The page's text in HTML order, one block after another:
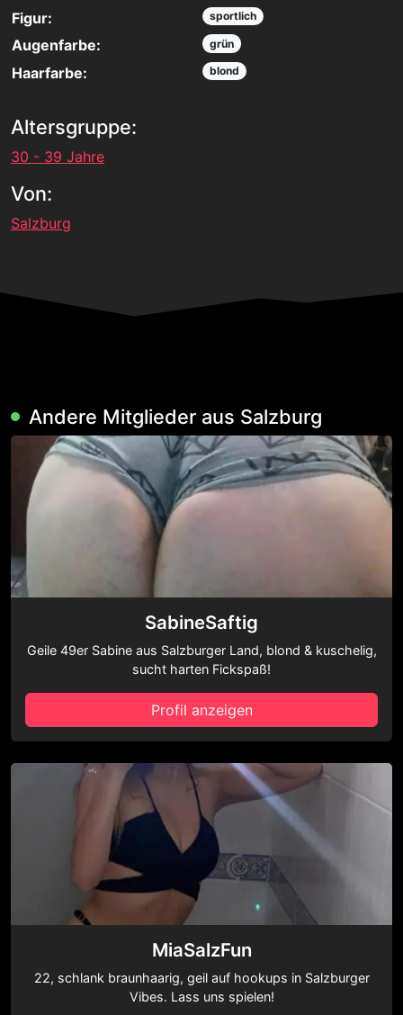
Figur: sportlich
Augenfarbe: grün
Haarfarbe: blond
Altersgruppe:
30 - 39 Jahre
Von:
Salzburg
Andere Mitglieder aus Salzburg
SabineSaftig
Geile 49er Sabine aus Salzburger Land, blond & kuschelig,
sucht harten Fickspaß!
Profil anzeigen
MiaSalzFun
22, schlank braunhaarig, geil auf hookups in Salzburger
Vibes. Lass uns spielen!